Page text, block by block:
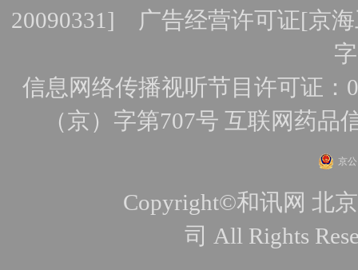
20090331] 广告经营许可证[京
信息网络传播视听节目许可证：
（京）字第707号 互联网药品
京
Copyright©和讯网 北
司 All Rights